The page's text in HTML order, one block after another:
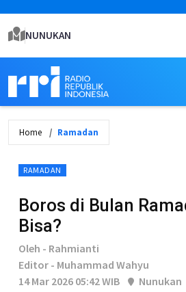
NUNUKAN
Home Ramadan
RAMADAN
Boros di Bulan
Bisa?
Oleh - Rahmianti
Editor - Muhammad Wahyu
14 Mar 2026 05:42 WIB
Nunukan